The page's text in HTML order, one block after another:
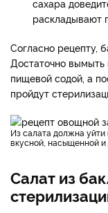
сахара
раскладывают
Согласно рецепту,
Достаточно
пищевой содой, а
пройдут
Из салата должна уйти вся лишняя влага, так заготовка будет
вкусной, насыщенной
Салат из